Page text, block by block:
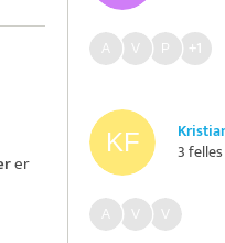
+1
3
er